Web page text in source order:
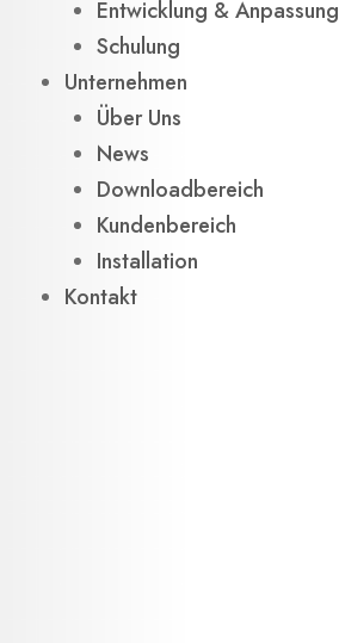
Entwicklung & Anpassung
Schulung
Unternehmen
Über Uns
News
Downloadbereich
Kundenbereich
Installation
Kontakt